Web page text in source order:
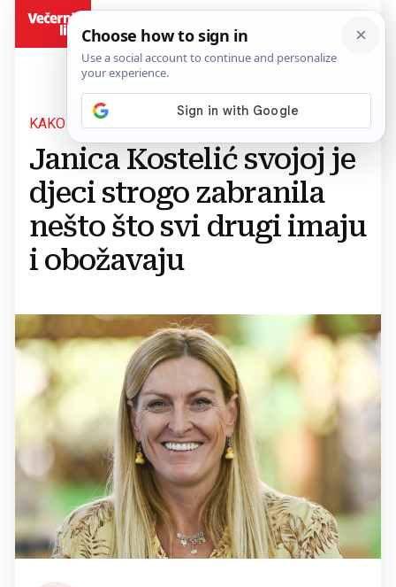
KAKO ODGAJA DJECU
Janica Kostelić svojoj je
djeci strogo zabranila
nešto što svi drugi imaju
i obožavaju